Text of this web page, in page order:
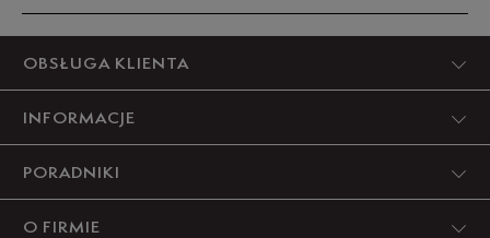
OBSŁUGA KLIENTA
INFORMACJE
PORADNIKI
O FIRMIE